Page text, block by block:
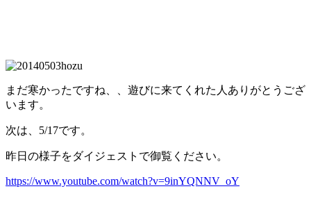
まだ寒かったですね、、遊びに来てくれた人ありがとうござ
います。
次は、5/17です。
昨日の様子をダイジェストで御覧ください。
https://www.youtube.com/watch?v=9inYQNNV_oY